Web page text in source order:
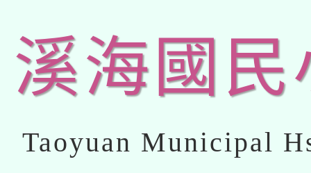
溪海國民
Taoyuan Municipal